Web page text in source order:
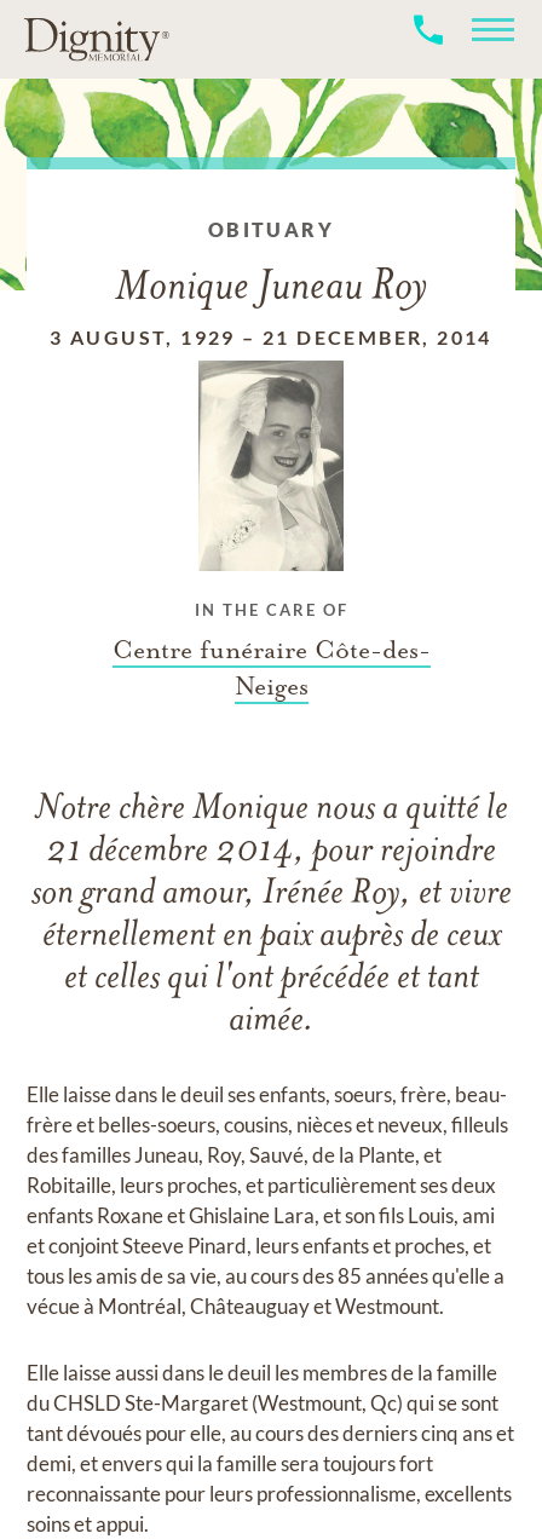
OBITUARY
Monique Juneau Roy
3 AUGUST, 1929 – 21 DECEMBER, 2014
IN THE CARE OF
Centre funéraire Côte-des-
Neiges
Notre chère Monique nous a quitté le
21 décembre 2014, pour rejoindre
son grand amour, Irénée Roy, et vivre
éternellement en paix auprès de ceux
et celles qui l'ont précédée et tant
aimée.
Elle laisse dans le deuil ses enfants, soeurs, frère, beau-
frère et belles-soeurs, cousins, nièces et neveux, filleuls
des familles Juneau, Roy, Sauvé, de la Plante, et
Robitaille, leurs proches, et particulièrement ses deux
enfants Roxane et Ghislaine Lara, et son fils Louis, ami
et conjoint Steeve Pinard, leurs enfants et proches, et
tous les amis de sa vie, au cours des 85 années qu'elle a
vécue à Montréal, Châteauguay et Westmount.
Elle laisse aussi dans le deuil les membres de la famille
du CHSLD Ste-Margaret (Westmount, Qc) qui se sont
tant dévoués pour elle, au cours des derniers cinq ans et
demi, et envers qui la famille sera toujours fort
reconnaissante pour leurs professionnalisme, excellents
soins et appui.